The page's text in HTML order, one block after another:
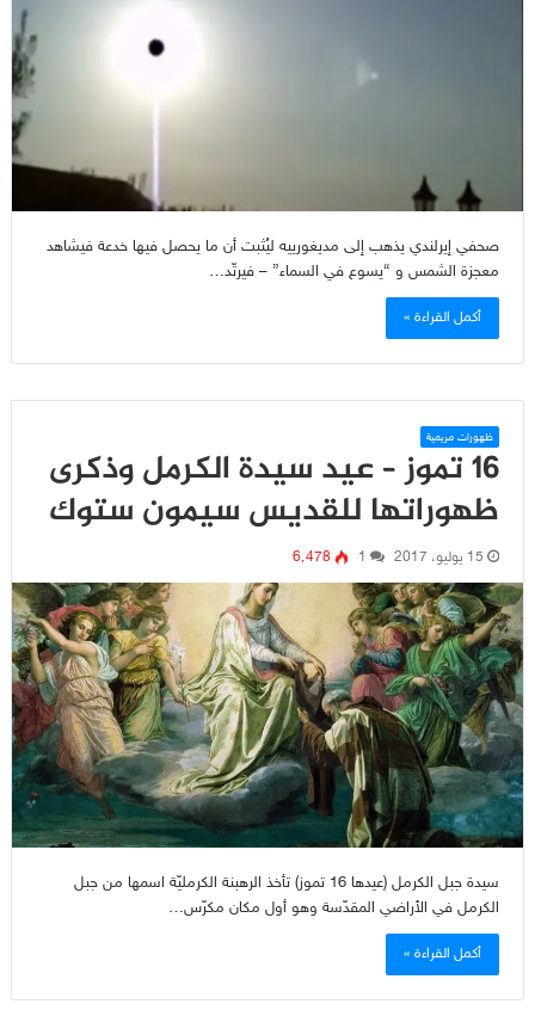
صحفي إيرلندي يذهب إلى مديغورييه ليُثبت أن ما يحصل فيها خدعة فيشاهد
معجزة الشمس و “يسوع في السماء” – فيرتّد…
أكمل القراءة »
ظهورات مريمية
16 تموز – عيد سيدة الكرمل وذكرى
ظهوراتها للقديس سيمون ستوك
15 يوليو، 2017 1 6٬478
سيدة جبل الكرمل (عيدها 16 تموز) تأخذ الرهبنة الكرمليّة اسمها من جبل
الكرمل في الأراضي المقدّسة وهو أول مكان مكرّس…
أكمل القراءة »